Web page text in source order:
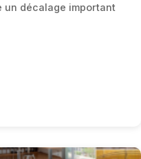
un décalage important